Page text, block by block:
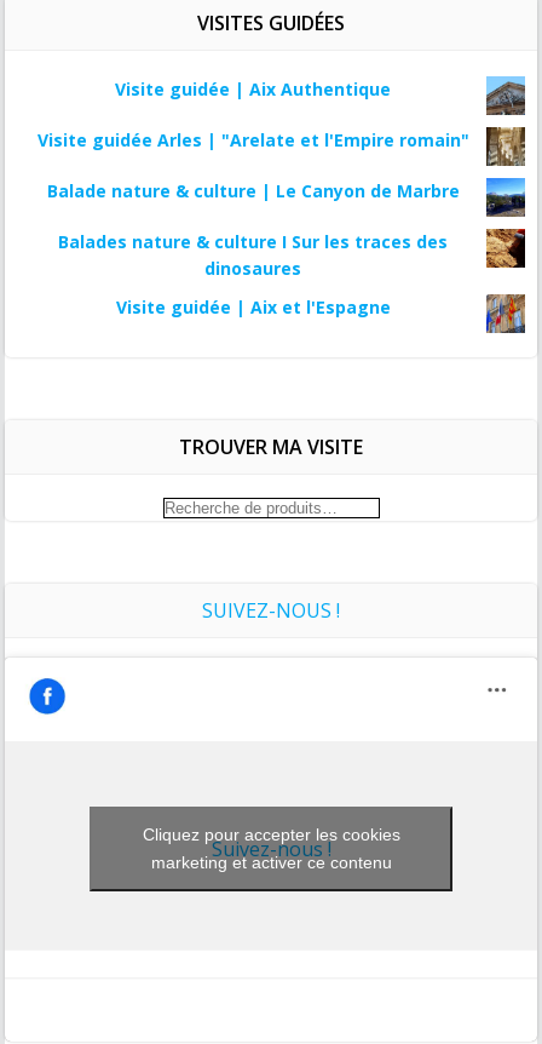
VISITES GUIDÉES
Visite guidée | Aix Authentique
Visite guidée Arles | "Arelate et l'Empire romain"
Balade nature & culture | Le Canyon de Marbre
Balades nature & culture I Sur les traces des
dinosaures
Visite guidée | Aix et l'Espagne
TROUVER MA VISITE
Recherche
SUIVEZ-NOUS !
Suivez-nous !
Cliquez pour accepter les cookies
marketing et activer ce contenu